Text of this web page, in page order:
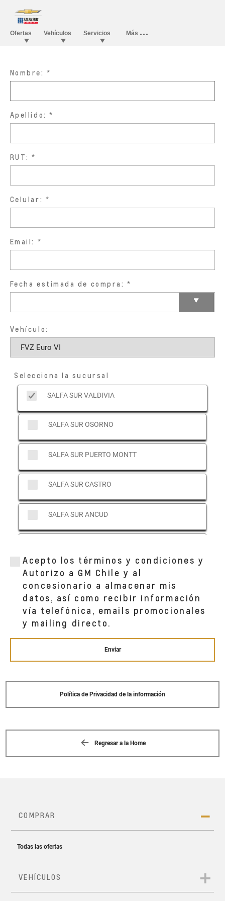
Nombre:
Apellido:
RUT:
Celular:
Email:
Fecha estimada de compra:
Vehículo:
Selecciona la sucursal
SALFA SUR VALDIVIA
SALFA SUR OSORNO
SALFA SUR PUERTO MONTT
SALFA SUR CASTRO
SALFA SUR ANCUD
Acepto los términos y condiciones y
Autorizo a GM Chile y al
concesionario a almacenar mis
datos, así como recibir información
vía telefónica, emails promocionales
y mailing directo.
Enviar
Política de Privacidad de la información
Regresar a la Home